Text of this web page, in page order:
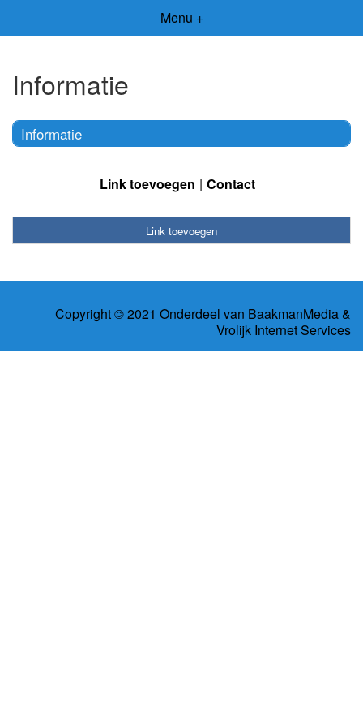
Menu +
Informatie
Informatie
Link toevoegen Contact
Link toevoegen
Copyright © 2021 Onderdeel van BaakmanMedia&
Vrolijk Internet Services